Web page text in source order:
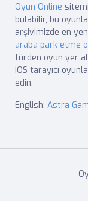
Oyun Online
bulabilir, bu
arşivimizde en
araba park etme
türden oyun yer
iOS tarayıcı
edin.
English: Astra